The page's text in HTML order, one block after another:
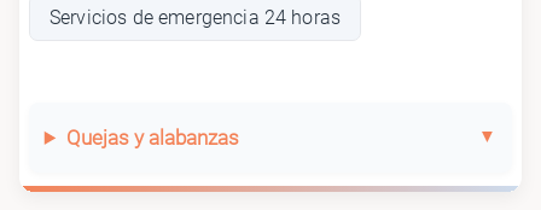
Servicios de emergencia 24 horas
Quejas y alabanzas